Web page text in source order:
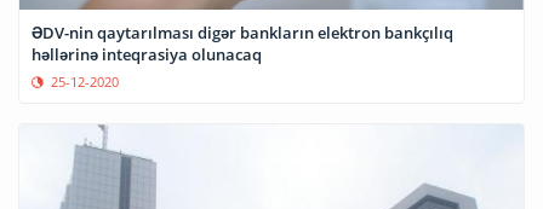
ƏDV-nin qaytarılması digər bankların elektron bankçılıq
həllərinə inteqrasiya olunacaq
25-12-2020